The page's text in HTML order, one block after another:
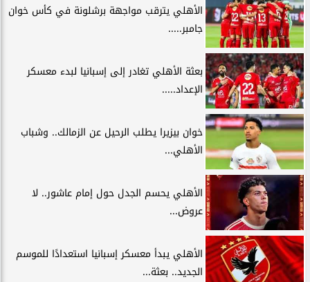
الأهلي يترقب مواجهة برشلونة في كأس خوان
جامبر.....
بعثة الأهلي تغادر إلى إسبانيا لبدء معسكر
الإعداد.....
خوان بيزيرا يطلب الرحيل عن الزمالك.. وشباب
الأهلي...
الأهلي يحسم الجدل حول إمام عاشور.. لا
عروض...
الأهلي يبدأ معسكر إسبانيا استعدادًا للموسم
الجديد.. بعثة...